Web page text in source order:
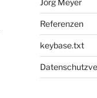
Referenzen
keybase.txt